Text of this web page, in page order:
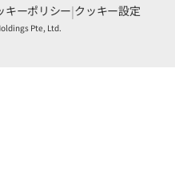
キーポリシー|クッキー設定
Pte, Ltd.